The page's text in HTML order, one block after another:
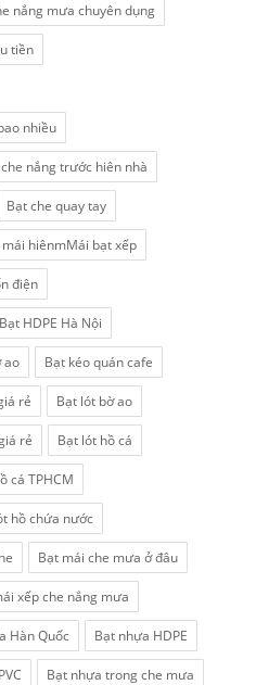
nắng mưa chuyên dụng
tiền
nhiều
nắng trước hiên nhà
Bạt che quay tay
mái hiênmMái bạt xếp
điện
Bạt HDPE Hà Nội
ao Bạt kéo quán cafe
rẻ Bạt lót bờ ao
rẻ Bạt lót hồ cá
cá TPHCM
hồ chứa nước
Bạt mái che mưa ở đâu
xếp che nắng mưa
Hàn Quốc Bạt nhựa HDPE
Bạt nhựa trong che mưa